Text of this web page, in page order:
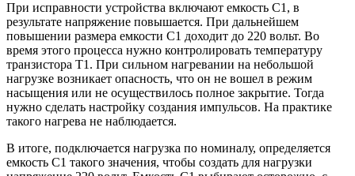
При исправности устройства включают емкость С1, в
результате напряжение повышается. При дальнейшем
повышении размера емкости С1 доходит до 220 вольт. Во
время этого процесса нужно контролировать температуру
транзистора Т1. При сильном нагревании на небольшой
нагрузке возникает опасность, что он не вошел в режим
насыщения или не осуществилось полное закрытие. Тогда
нужно сделать настройку создания импульсов. На практике
такого нагрева не наблюдается.
В итоге, подключается нагрузка по номиналу, определяется
емкость С1 такого значения, чтобы создать для нагрузки